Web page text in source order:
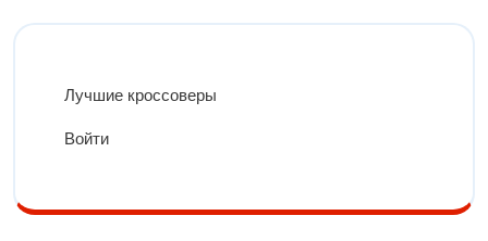
Лучшие кроссоверы
Войти